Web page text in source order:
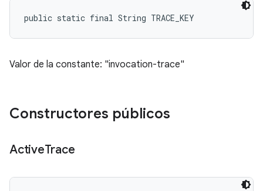
public static final String TRACE_KEY
Valor de la constante: "invocation-trace"
Constructores públicos
ActiveTrace